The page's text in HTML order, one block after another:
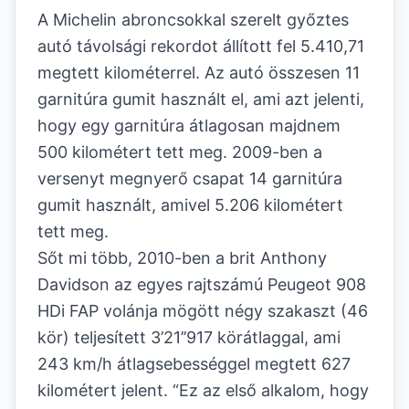
A Michelin abroncsokkal szerelt győztes
autó távolsági rekordot állított fel 5.410,71
megtett kilométerrel. Az autó összesen 11
garnitúra gumit használt el, ami azt jelenti,
hogy egy garnitúra átlagosan majdnem
500 kilométert tett meg. 2009-ben a
versenyt megnyerő csapat 14 garnitúra
gumit használt, amivel 5.206 kilométert
tett meg.
Sőt mi több, 2010-ben a brit Anthony
Davidson az egyes rajtszámú Peugeot 908
HDi FAP volánja mögött négy szakaszt (46
kör) teljesített 3’21’’917 körátlaggal, ami
243 km/h átlagsebességgel megtett 627
kilométert jelent. “Ez az első alkalom, hogy